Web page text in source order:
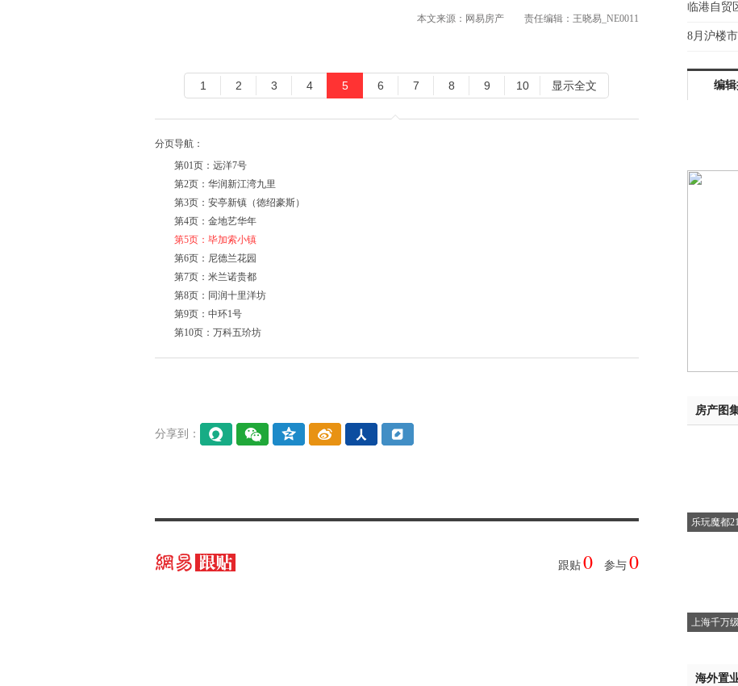
本文来源：网易房产 责任编辑：王晓易_NE0011
1 2 3 4 5 6 7 8 9 10 显示全文
分页导航：
第01页：远洋7号
第2页：华润新江湾九里
第3页：安亭新镇（徳绍豪斯）
第4页：金地艺华年
第5页：毕加索小镇
第6页：尼德兰花园
第7页：米兰诺贵都
第8页：同润十里洋坊
第9页：中环1号
第10页：万科五玠坊
分享到：
跟贴 0 参与 0
临港自贸
8月沪楼
编
房产图
乐玩魔都
上海千万
海外置